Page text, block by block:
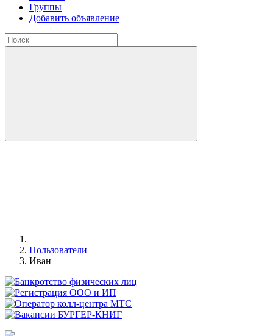
Группы
Добавить объявление
Пользователи
Иван